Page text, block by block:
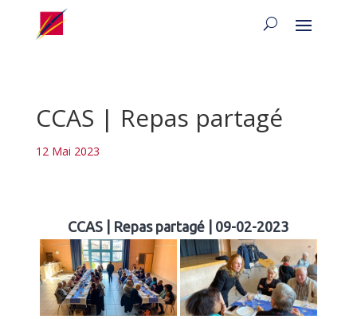
CCAS | Repas partagé
12 Mai 2023
CCAS | Repas partagé | 09-02-2023